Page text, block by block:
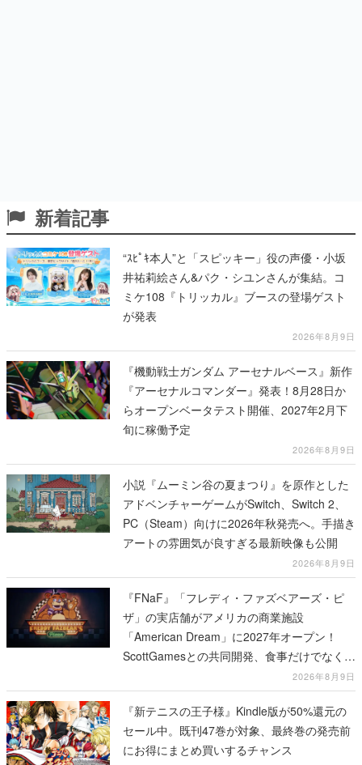
新着記事
“ｽﾋﾟｷ本人”と「スピッキー」役の声優・小坂
井祐莉絵さん&パク・シユンさんが集結。コ
ミケ108『トリッカル』ブースの登場ゲスト
が発表
2026年8月9日
『機動戦士ガンダム アーセナルベース』新作
『アーセナルコマンダー』発表！8月28日か
らオープンベータテスト開催、2027年2月下
旬に稼働予定
2026年8月9日
小説『ムーミン谷の夏まつり』を原作とした
アドベンチャーゲームがSwitch、Switch 2、
PC（Steam）向けに2026年秋発売へ。手描き
アートの雰囲気が良すぎる最新映像も公開
2026年8月9日
『FNaF』「フレディ・ファズベアーズ・ピ
ザ」の実店舗がアメリカの商業施設
「American Dream」に2027年オープン！
ScottGamesとの共同開発、食事だけでなくス
テージショーや没入型のホラー体験も楽しめ
る
2026年8月9日
『新テニスの王子様』Kindle版が50%還元の
セール中。既刊47巻が対象、最終巻の発売前
にお得にまとめ買いするチャンス